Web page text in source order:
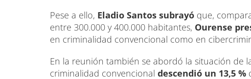
Pese a ello, Eladio Santos subrayó que,
entre 300.000 y 400.000 habitantes, Ourense
en criminalidad convencional como en
En la reunión también se abordó la situación de
criminalidad convencional descendió un 13,5 %